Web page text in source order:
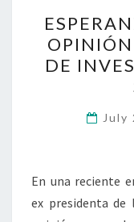
DE
July
En una reciente
ex presidenta de